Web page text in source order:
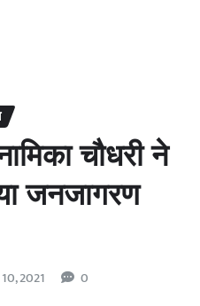
चौधरी ने
जनजागरण
2021 0